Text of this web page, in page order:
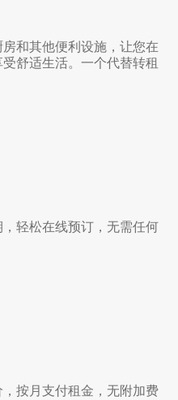
和其他便利设施，让您在
舒适生活。一个代替转租
轻松在线预订，无需任何
按月支付租金，无附加费